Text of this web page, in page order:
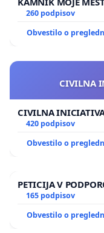
260 podpisov
Obvestilo o
CIVILNA
CIVILNA
420 podpisov
Obvestilo o
PETICIJA V
165 podpisov
Obvestilo o